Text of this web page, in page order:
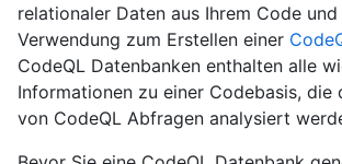
relationaler Daten aus Ihrem Code
Verwendung zum Erstellen einer
CodeQL Datenbanken enthalten alle
Informationen zu einer Codebasis, die
von CodeQL Abfragen analysiert